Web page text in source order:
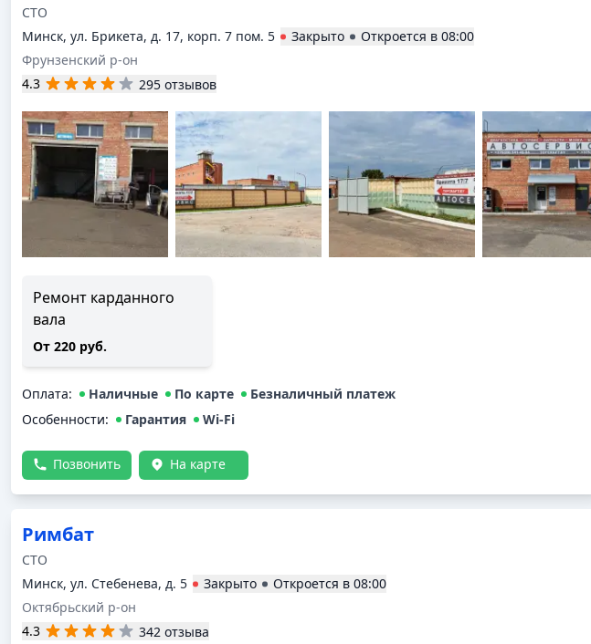
СТО
Минск, ул. Брикета, д. 17, корп. 7 пом. 5
Закрыто Откроется в 08:00
Фрунзенский р-он
4.3
295 отзывов
Ремонт карданного
вала
От 220 руб.
Оплата: Наличные По карте
Безналичный платеж
Особенности:
Гарантия Wi-Fi
Позвонить На карте
Римбат
СТО
Минск, ул. Стебенева, д. 5
Закрыто Откроется в 08:00
Октябрьский р-он
4.3
342 отзыва